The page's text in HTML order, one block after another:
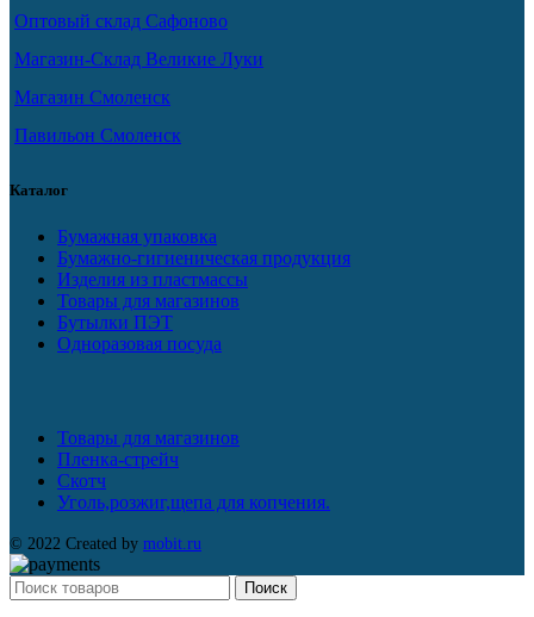
Оптовый склад Сафоново
Магазин-Склад Великие Луки
Магазин Смоленск
Павильон Смоленск
Каталог
Бумажная упаковка
Бумажно-гигиеническая продукция
Изделия из пластмассы
Товары для магазинов
Бутылки ПЭТ
Одноразовая посуда
Товары для магазинов
Пленка-стрейч
Скотч
Уголь,розжиг,щепа для копчения.
© 2022 Created by mobit.ru
Поиск